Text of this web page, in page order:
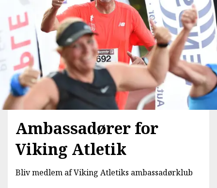
Ambassadører for
Viking Atletik
Bliv medlem af Viking Atletiks ambassadørklub